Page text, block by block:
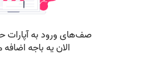
صف‌های ورود به آپارات
الان یه باجه